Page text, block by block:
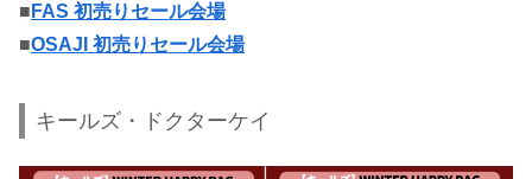
■ FAS 初売りセール会場
■OSAJI 初売りセール会場
キールズ・ドクターケイ